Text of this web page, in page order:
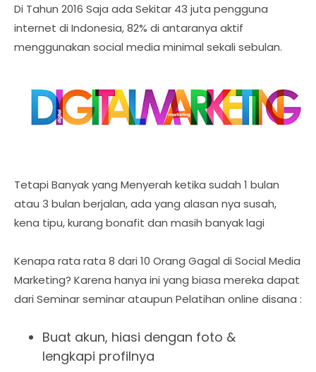
Di Tahun 2016 Saja ada Sekitar 43 juta pengguna
internet di Indonesia, 82% di antaranya aktif
menggunakan social media minimal sekali sebulan.
Tetapi Banyak yang Menyerah ketika sudah 1 bulan
atau 3 bulan berjalan, ada yang alasan nya susah,
kena tipu, kurang bonafit dan masih banyak lagi
Kenapa rata rata 8 dari 10 Orang Gagal di Social Media
Marketing? Karena hanya ini yang biasa mereka dapat
dari Seminar seminar ataupun Pelatihan online disana :
Buat akun, hiasi dengan foto &
lengkapi profilnya